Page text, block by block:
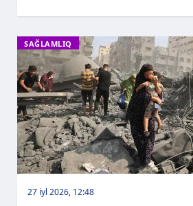
SAĞLAMLIQ
27 iyl 2026, 12:48